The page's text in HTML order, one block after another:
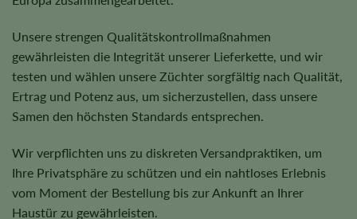
Unsere strengen Qualitätskontrollmaßnahmen
gewährleisten die Integrität unserer Lieferkette, und wir
testen und wählen unsere Züchter sorgfältig nach Qualität,
Ertrag und Potenz aus, um sicherzustellen, dass unsere
Samen den höchsten Standards entsprechen.
Wir verpflichten uns zu diskreten Versandpraktiken, um
Ihre Privatsphäre zu schützen und ein nahtloses Erlebnis
vom Moment der Bestellung bis zur Ankunft an Ihrer
Haustür zu gewährleisten.